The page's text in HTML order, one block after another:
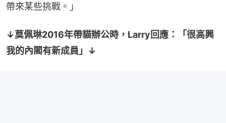
帶來某些挑戰。」
↓莫佩琳2016年帶貓辦公時，Larry回應：「很高興
我的內閣有新成員」↓